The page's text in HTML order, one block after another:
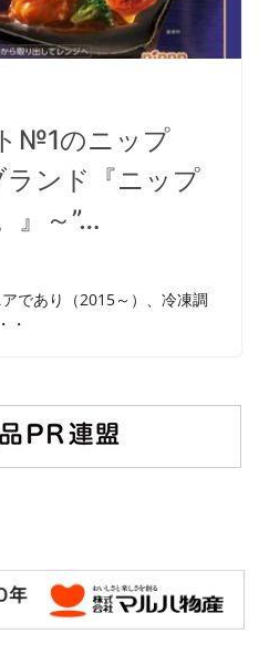
№1のニップ
ンド『ニップ
』～”…
であり（2015～）、冷凍調
・